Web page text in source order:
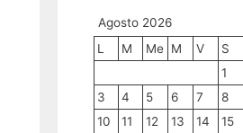
Agosto 2026
L
M Me M V S
1
3
4 5 6 7 8
10
11 12 13 14 15